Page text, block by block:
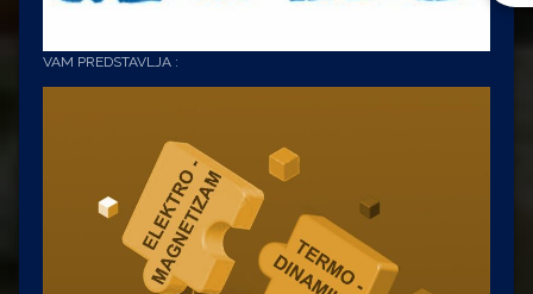
VAM PREDSTAVLJA :